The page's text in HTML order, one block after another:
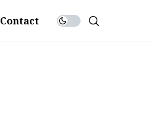
Contact